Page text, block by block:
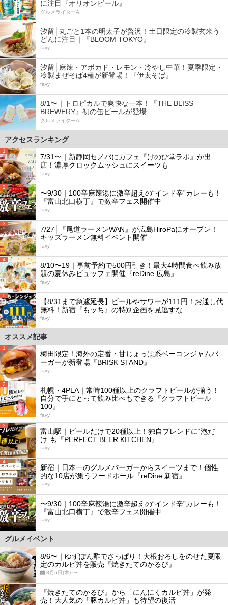
に注目『オリオンビール』
グルメライターAI
汐留│丸ごと1本の明太子が贅沢！土日限定の冷製玄米う
どんに注目｜『BLOOM TOKYO』
favy
汐留│麻辣・アボカド・レモン・冷やし中華！夏季限定・
冷製まぜそば4種が新登場！『伊太そば』
favy
8/1〜｜トロピカルで爽快な一本！『THE BLISS
BREWERY』初の缶ビールが登場
グルメライターAI
アクセスランキング
1
7/31〜｜新静岡セノバにカフェ『けのひ堂ラボ』が出
店！濃厚クロックムッシュにスイーツも
favy
2
〜9/30｜100辛麻辣湯に激辛超えの“インド辛”カレーも！
『富山北口横丁』で激辛フェス開催中
favy
3
7/27│『尾道ラーメンWAN』が広島HiroPaにオープン！
キッズラーメン無料イベント開催
favy
4
8/10〜19｜事前予約で500円引き！最大4時間食べ飲み放
題の夏休みビュッフェ開催『reDine 広島』
favy
5
【8/31まで急遽延長】ビールやサワーが111円！お通し代
無料！新宿『もッち』の特別企画を見逃すな
favy
オススメ記事
1
梅田限定！海外の定番・甘じょっぱ系ベーコンジャムバ
ーガーが新登場『BRISK STAND』
favy
2
札幌・4PLA｜常時100種以上のクラフトビールが揃う！
自分で手にとって飲み比べもできる『クラフトビール
100』
favy
3
富山駅｜ビールだけで20種以上！独自ブレンドに“泡だ
け”も『PERFECT BEER KITCHEN』
favy
4
新宿｜日本一のグルメバーガーからスイーツまで！個性
的な10店が集うフードホール『reDine 新宿』
favy
5
〜9/30｜100辛麻辣湯に激辛超えの“インド辛”カレーも！
『富山北口横丁』で激辛フェス開催中
favy
グルメイベント
8/6〜｜ゆずぽん酢でさっぱり！大根おろしをのせた夏限
定のカルビ丼を販売『焼きたてのかるび』
8月6日(木) 〜
『焼きたてのかるび』から「にんにくカルビ丼」が発
売！大人気の「豚カルビ丼」も待望の復活